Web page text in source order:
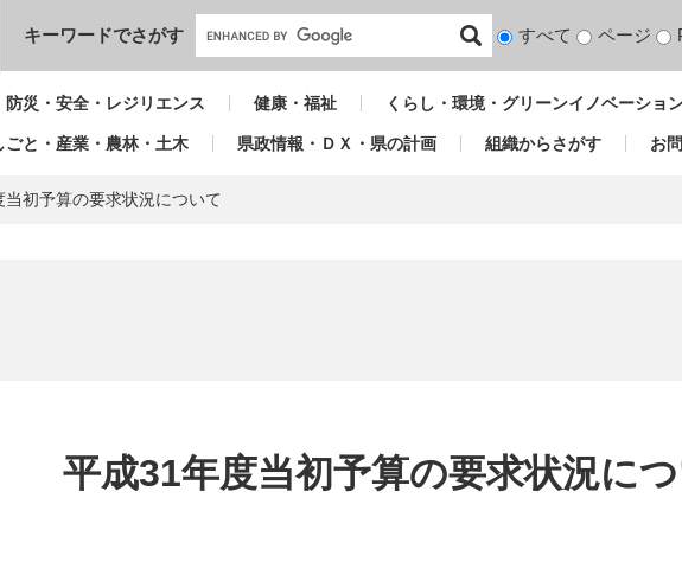
本文へ
キーワードでさがす
検
対
すべて ページ
防災・安全・レジリエンス 健康・福祉 くらし・環境・グリーンイノベーショ
ごと・産業・農林・土木 県政情報・ＤＸ・県の計画 組織からさがす お
当初予算の要求状況について
平成31年度当初予算の要求状況に